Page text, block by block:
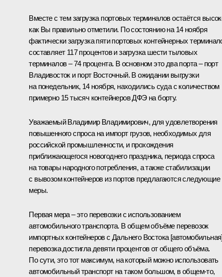
Вместе с тем загрузка портовых терминалов остаётся
как Вы правильно отметили. По состоянию на 14 ноября
фактически загрузка пяти портовых контейнерных
составляет 117 процентов и загрузка шести тыловых
терминалов – 74 процента. В основном это два порта – порт
Владивосток и порт Восточный. В ожидании выгрузки
на понедельник, 14 ноября, находились суда с количеством
примерно 15 тысяч контейнеров ДФЭ на борту.
Уважаемый Владимир Владимирович, для удовлетворения
повышенного спроса на импорт грузов, необходимых для
российской промышленности, и прохождения
приближающегося новогоднего праздника, периода спроса
на товары народного потребления, а также стабилизации
с вывозом контейнеров из портов предлагаются следующие
меры.
Первая мера – это перевозки с использованием
автомобильного транспорта. В общем объёме перевозок
импортных контейнеров с Дальнего Востока
перевозка достигла девяти процентов от общего объёма.
По сути, это тот максимум, на который можно использовать
автомобильный транспорт на таком большом, в общем-то,